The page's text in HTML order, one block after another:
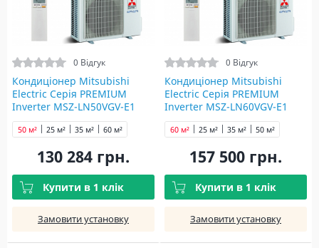
0 Відгук
Кондиціонер Mitsubishi
Electric Серія PREMIUM
Inverter MSZ-LN50VGV-E1
pearl
25 м² 35 м²
50 м² 60 м²
130 284 грн.
Купити в 1 клік
Замовити установку
0 Відгук
Кондиціонер Mitsubishi
Electric Серія PREMIUM
Inverter MSZ-LN60VGV-E1
pearl
25 м² 35 м² 50 м²
60 м²
157 500 грн.
Купити в 1 клік
Замовити установку